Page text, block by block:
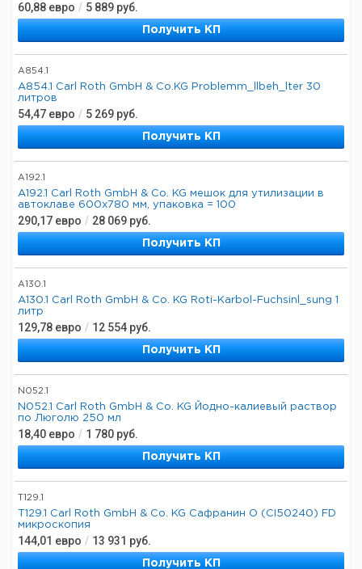
60,88 евро / 5 889 руб.
Получить КП
A854.1
A854.1 Carl Roth GmbH & Co.KG Problemm_llbeh_lter 30
литров
54,47 евро / 5 269 руб.
Получить КП
A192.1
A192.1 Carl Roth GmbH & Co. KG мешок для утилизации в
автоклаве 600x780 мм, упаковка = 100
290,17 евро / 28 069 руб.
Получить КП
A130.1
A130.1 Carl Roth GmbH & Co. KG Roti-Karbol-Fuchsinl_sung 1
литр
129,78 евро / 12 554 руб.
Получить КП
N052.1
N052.1 Carl Roth GmbH & Co. KG Йодно-калиевый раствор
по Люголю 250 мл
18,40 евро / 1 780 руб.
Получить КП
T129.1
T129.1 Carl Roth GmbH & Co. KG Сафранин О (CI50240) FD
микроскопия
144,01 евро / 13 931 руб.
Получить КП